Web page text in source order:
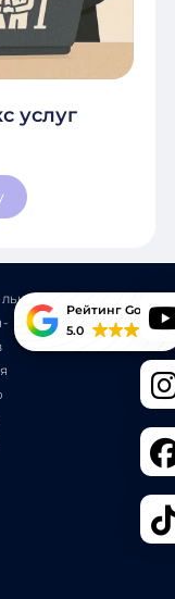
услуг
Рейтинг Google
5.0